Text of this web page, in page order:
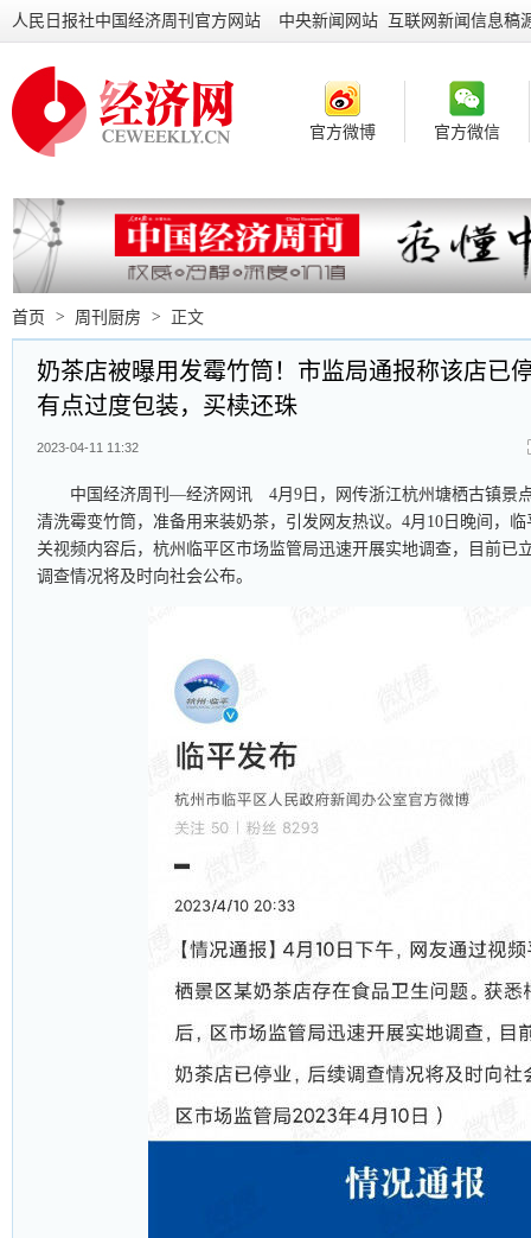
人民日报社中国经济周刊官方网站 中央新闻网站 互联网新闻信息稿
官方微博 官方微信
首页 > 周刊厨房 > 正文
奶茶店被曝用发霉竹筒！市监局通报称该店已
有点过度包装，买椟还珠
2023-04-11 11:32
中国经济周刊—经济网讯 4月9日，网传浙江杭州塘栖古镇景
清洗霉变竹筒，准备用来装奶茶，引发网友热议。4月10日晚间，
关视频内容后，杭州临平区市场监管局迅速开展实地调查，目前已
调查情况将及时向社会公布。